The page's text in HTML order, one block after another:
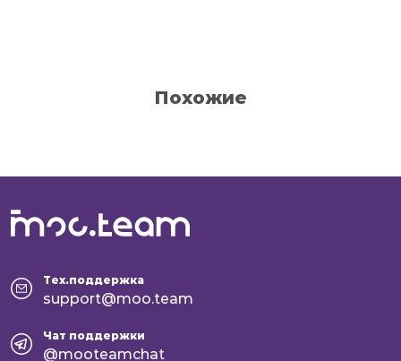
Похожие
Тех.поддержка
support@moo.team
Чат поддержки
@mooteamchat